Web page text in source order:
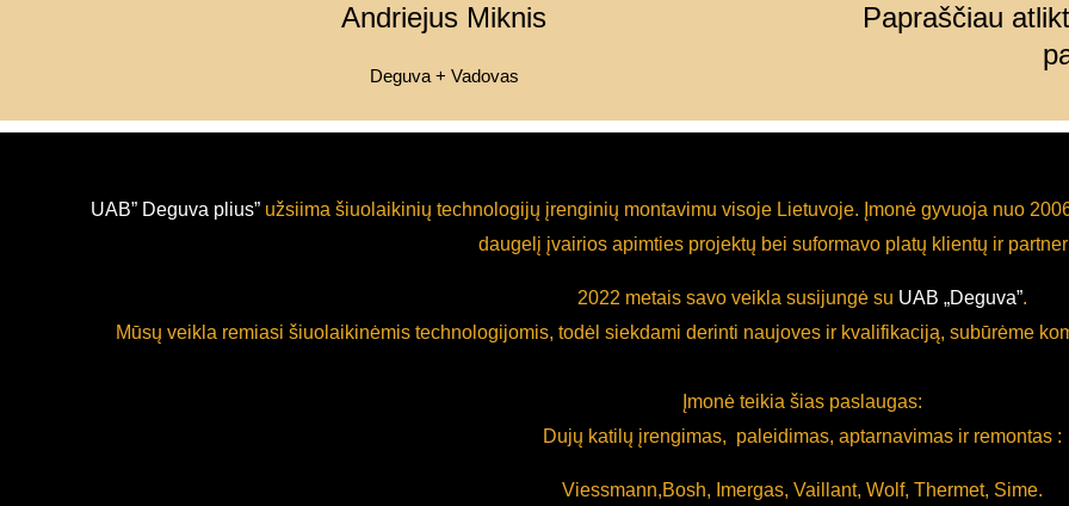
Andriejus Miknis
Deguva + Vadovas
Papraščiau
UAB” Deguva plius” užsiima šiuolaikinių technologijų įrenginių montavimu visoje Lietuvoje. Įmonė gyvuoja nuo
daugelį įvairios apimties projektų bei suformavo platų klientų ir
2022 metais savo veikla susijungė su UAB „Deguva”.
Mūsų veikla remiasi šiuolaikinėmis technologijomis, todėl siekdami derinti naujoves ir kvalifikaciją, subūrėme
Įmonė teikia šias paslaugas:
Dujų katilų įrengimas, paleidimas, aptarnavimas ir remontas :
Viessmann,Bosh, Imergas, Vaillant, Wolf, Thermet, Sime.